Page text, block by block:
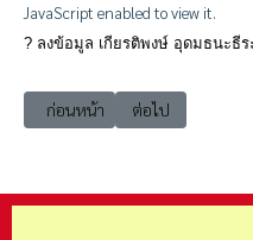
JavaScript enabled to view it.
? ลงข้อมูล เกียรติพงษ์ อุดมธนะธีร
เนื้อหาก่อนหน้า: e-
ก่อนหน้า เนื้อหาถัดไป: e-
ต่อไป